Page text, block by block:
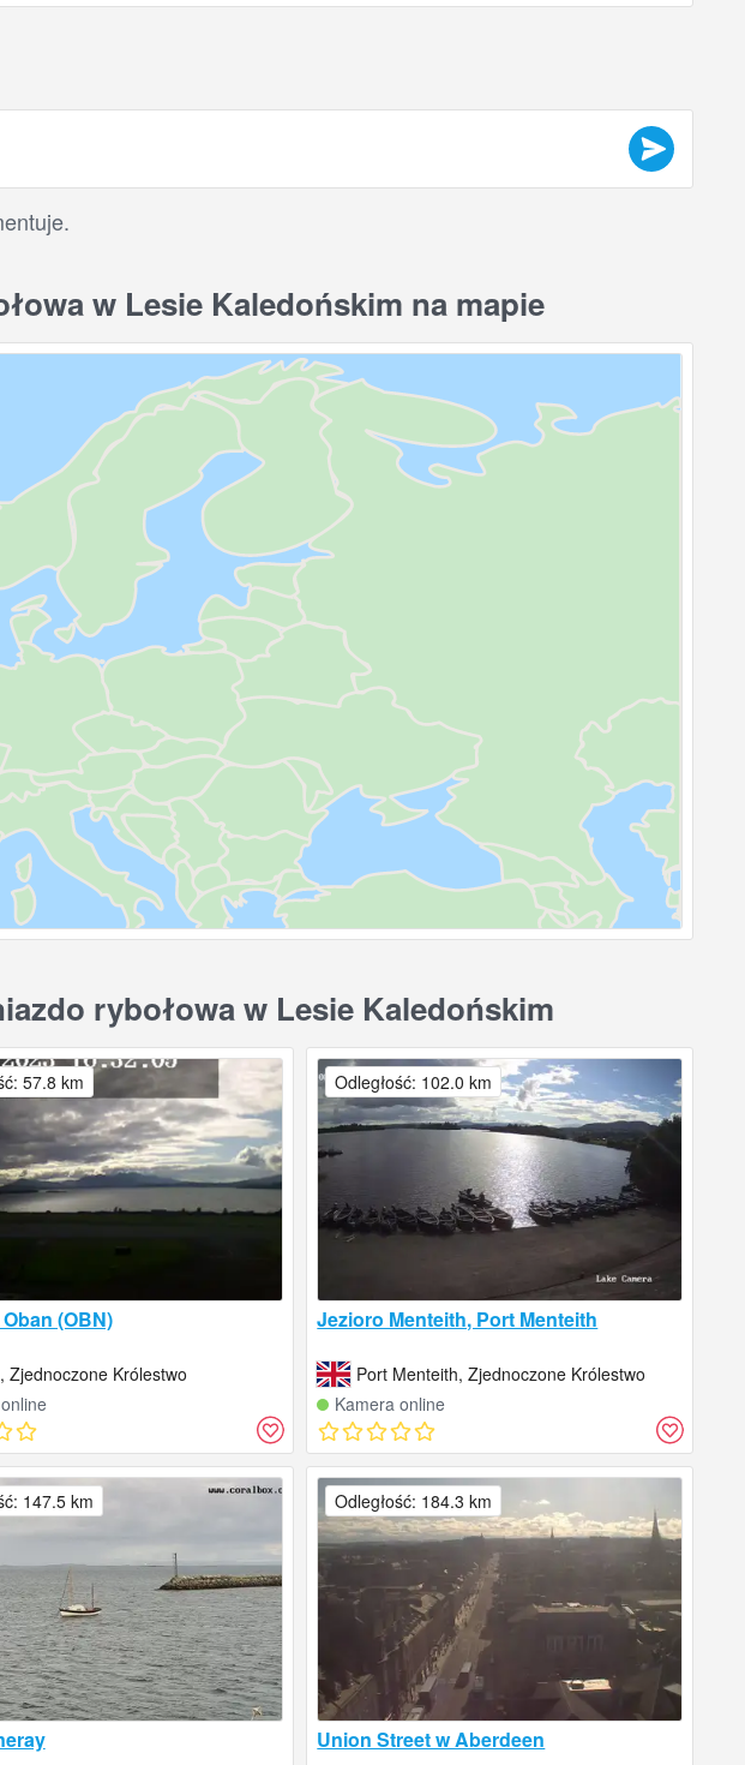
w Lesie Kaledońskim na mapie
rybołowa w Lesie Kaledońskim
(OBN)
Zjednoczone Królestwo
57.8 km
Jezioro Menteith, Port Menteith
Port Menteith, Zjednoczone Królestwo
Kamera online
Odległość: 102.0 km
147.5 km
Union Street w Aberdeen
Odległość: 184.3 km